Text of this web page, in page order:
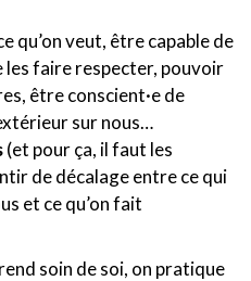
qu’on veut, être capable de
les faire respecter, pouvoir
être conscient·e de
sur nous…
(et pour ça, il faut les
de décalage entre ce qui
et ce qu’on fait
soin de soi, on pratique